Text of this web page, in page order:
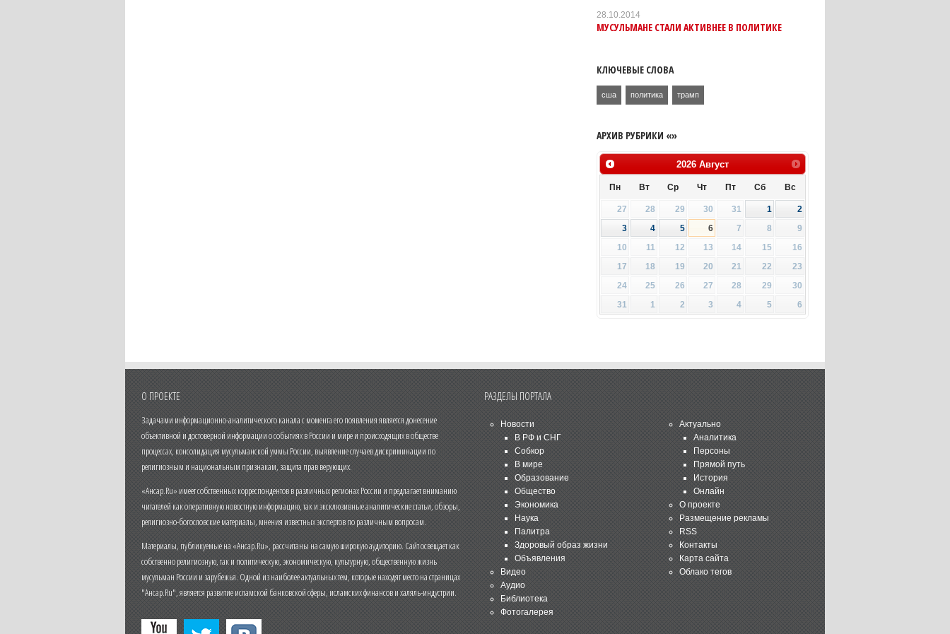
28.10.2014
МУСУЛЬМАНЕ СТАЛИ АКТИВНЕЕ В ПОЛИТИКЕ
КЛЮЧЕВЫЕ СЛОВА
сша политика трамп
АРХИВ РУБРИКИ «»
2026 Август
Пн Вт Ср Чт Пт Сб Вс
27 28 29 30 31 1
2
3
4 5 6 7 8
9
10
11 12 13 14 15
16
17
18 19 20 21 22
23
24
25 26 27 28 29
30
31
1 2 3 4 5 6
О ПРОЕКТЕ
Задачами информационно-аналитического канала с момента его появления является донесение
объективной и достоверной информации о событиях в России и мире и происходящих в обществе
процессах, консолидация мусульманской уммы России, выявление случаев дискриминации по
религиозным и национальным признакам, защита прав верующих.
«Ансар.Ru» имеет собственных корреспондентов в различных регионах России и предлагает вниманию
читателей как оперативную новостную информацию, так и эксклюзивные аналитические статьи, обзоры,
религиозно-богословские материалы, мнения известных экспертов по различным вопросам.
Материалы, публикуемые на «Ансар.Ru», рассчитаны на самую широкую аудиторию. Сайт освещает как
собственно религиозную, так и политическую, экономическую, культурную, общественную жизнь
мусульман России и зарубежья. Одной из наиболее актуальных тем, которые находят место на страницах
"Ансар.Ru", является развитие исламской банковской сферы, исламских финансов и халяль-индустрии.
РАЗДЕЛЫ ПОРТАЛА
Новости
В РФ и СНГ
Собкор
В мире
Образование
Общество
Экономика
Наука
Палитра
Здоровый образ жизни
Объявления
Видео
Аудио
Библиотека
Фотогалерея
Актуально
Аналитика
Персоны
Прямой путь
История
Онлайн
О проекте
Размещение рекламы
RSS
Контакты
Карта сайта
Облако тегов